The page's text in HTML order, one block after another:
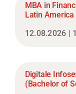
MBA in
Latin America
12.08.2026 |
Digitale
(Bachelor of